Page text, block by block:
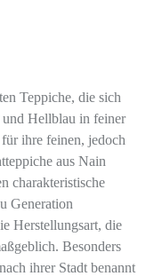
Teppiche, die sich
und Hellblau in feiner
ihre feinen, jedoch
aus Nain
charakteristische
Generation
Herstellungsart, die
Besonders
ihrer Stadt benannt